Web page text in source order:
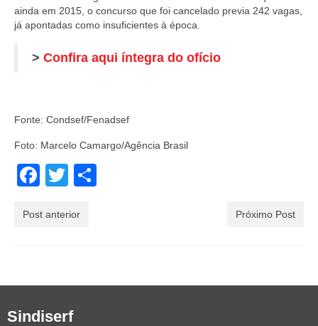
ainda em 2015, o concurso que foi cancelado previa 242 vagas,
já apontadas como insuficientes à época.
> Confira aqui íntegra do ofício
Fonte: Condsef/Fenadsef
Foto: Marcelo Camargo/Agência Brasil
Facebook
Twitter
Post anterior Próximo Post
Sindiserf